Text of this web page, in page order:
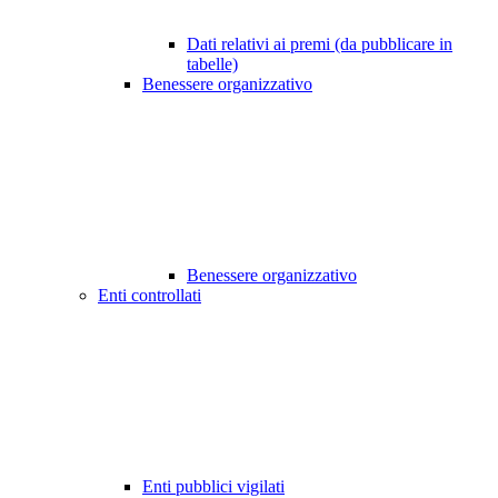
Dati relativi ai premi (da pubblicare in
tabelle)
Benessere organizzativo
Benessere organizzativo
Enti controllati
Enti pubblici vigilati